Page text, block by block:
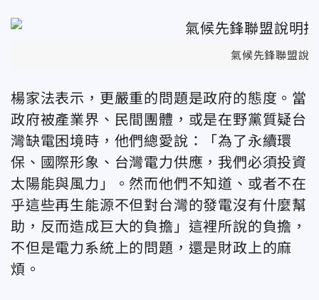
氣候先鋒聯盟說
楊家法表示，更嚴重的問題是政府的態度。當
政府被產業界、民間團體，或是在野黨質疑台
灣缺電困境時，他們總愛說：「為了永續環
保、國際形象、台灣電力供應，我們必須投資
太陽能與風力」。然而他們不知道、或者不在
乎這些再生能源不但對台灣的發電沒有什麼幫
助，反而造成巨大的負擔」這裡所說的負擔，
不但是電力系統上的問題，還是財政上的麻
煩。